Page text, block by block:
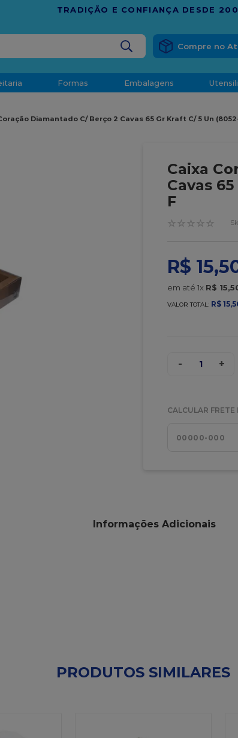
EM COMPRAS ACIMA DE R$ 1.000,00
Formas Embalagens
Diamantado C/ Berço 2 Cavas 65 Gr Kraft C/ 5 Un
Caixa
Cavas
F
☆ ☆ ☆ ☆ ☆
R$ 15,
em até 1x R$ 15,
VALOR TOTAL: R$ 15,
- 1 +
CALCULAR
Informações Adicionais
PRODUTOS SIMILARES